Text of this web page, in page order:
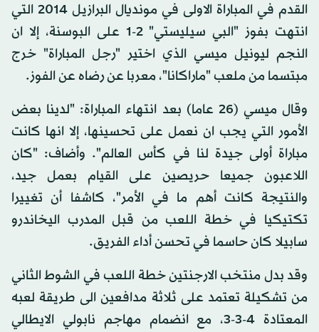
القدم في المباراة الاولى في مونديال البرازيل 2014 التي
انتهت بفوز "البي سيليستي" 2-1 على البوسنة، إلا ان
النجم ليونيل ميسي الذي اختير "رجل المباراة" خرج
مبتسما من ملعب "ماراكانا"، معربا عن رضاه عن الفوز.
وقال ميسي (26 عاما) بعد انتهاء المباراة: "لدينا بعض
الأمور التي يجب ان نعمل على تحسينها، إلا انها كانت
مباراة أولى جيدة لنا في كأس العالم". وأضاف: "كان
اللاعبون جميعا حريصين على القيام بعمل جيد،
والنتيجة كانت أهم ما في الأمر"، كاشفا أن تغييرا
تكتيكيا في خطة اللعب من قبل المدرب اليخاندرو
سابيلا كان حاسما في تحسن أداء الفريق.
وقد بدل منتخب الارجنتين خطة اللعب في الشوط الثاني
من تشكيلة تعتمد على ثلاثة مدافعين الى طريقة لعبه
المعتادة 4-3-3، مع انضمام مهاجم نابولي الايطالي